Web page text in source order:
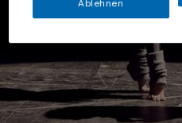
Ablehnen